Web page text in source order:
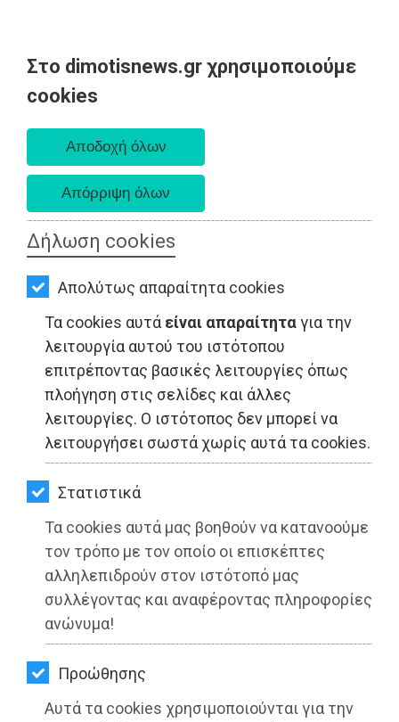
Στο dimotisnews.gr χρησιμοποιούμε
cookies
Δήλωση cookies
Απολύτως απαραίτητα cookies
Τα cookies αυτά είναι απαραίτηταγια την
λειτουργία αυτού του ιστότοπου
επιτρέποντας βασικές λειτουργίες όπως
πλοήγηση στις σελίδες και άλλες
λειτουργίες. Ο ιστότοπος δεν μπορεί να
λειτουργήσει σωστά χωρίς αυτά τα cookies.
Στατιστικά
Τα cookies αυτά μας βοηθούν να κατανοούμε
τον τρόπο με τον οποίο οι επισκέπτες
αλληλεπιδρούν στον ιστότοπό μας
συλλέγοντας και αναφέροντας πληροφορίες
ανώνυμα!
Προώθησης
Αυτά τα cookies χρησιμοποιούνται για την
AΡΧΙΚΗ
ΕΙΔΗΣΕΙΣ
ΠΟΛΙΤΙΚΗ
ΤΟΠΙΚΗ
ΑΥΤΟΔΙΟΙΚΗΣΗ
ΟΙΚΟΝΟΜΙΑ
ΑΘΛΗΤΙΣΜΟΣ
ΠΟΛΙΤΙΣΜΟΣ
ΣΠΙΤΙ-
ΚΗΠΟΣ
ΥΓΕΙΑ
LIFESTYLE
ΤΑΞΙΔΙΑ
ΕΞΟΔΟΣ
ΠΕΡΙΒΑΛΛΟΝ
ΚΑΤΟΙΚΙΔΙΟ
ΑΓΓΕΛΙΕΣ
ΤΟΠΙΚΗ ΑΥΤΟΔΙΟΙΚΗΣΗ - Σπάτα
Λαϊκή Συσπείρωση Σπάτων-
Αρτέμιδας: OXI στα virtual Δημοτικά
Συμβούλια!
Διαβάστηκε 3527 φορές